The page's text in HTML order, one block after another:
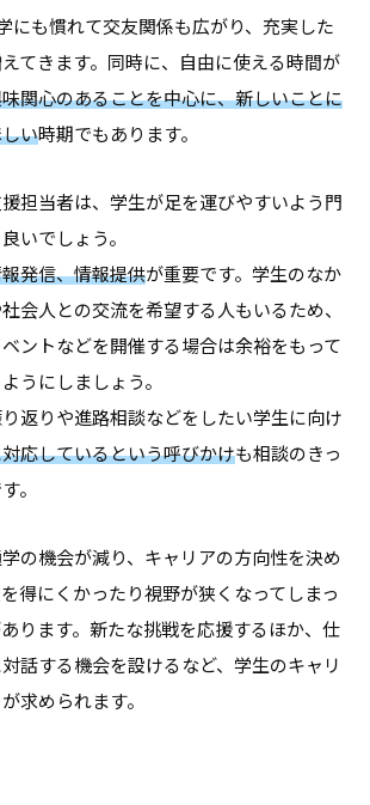
にも慣れて交友関係も広がり、充実した
てきます。同時に、自由に使える時間が
関心のあることを中心に、新しいことに
い時期でもあります。
担当者は、学生が足を運びやすいよう門
いでしょう。
発信、情報提供が重要です。学生のなか
会人との交流を希望する人もいるため、
ントなどを開催する場合は余裕をもって
うにしましょう。
返りや進路相談などをしたい学生に向け
応しているという呼びかけも相談のきっ
。
の機会が減り、キャリアの方向性を決め
得にくかったり視野が狭くなってしまっ
ります。新たな挑戦を応援するほか、仕
話する機会を設けるなど、学生のキャリ
求められます。